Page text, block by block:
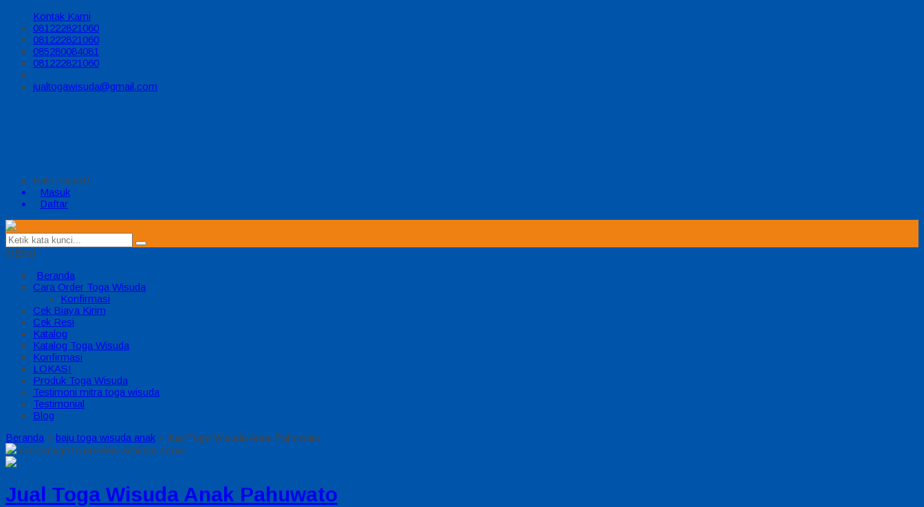
Kontak Kami
081222821060
081222821060
085280084081
081222821060
jualtogawisuda@gmail.com
Halo, Guest!
Masuk
Daftar
MENU
Beranda
Cara Order Toga Wisuda
Konfirmasi
Cek Biaya Kirim
Cek Resi
Katalog
Katalog Toga Wisuda
Konfirmasi
LOKASI
Produk Toga Wisuda
Testimoni mitra toga wisuda
Testimonial
Blog
Beranda » baju toga wisuda anak » Jual Toga Wisuda Anak Pahuwato
click image to preview activate zoom
Jual Toga Wisuda Anak Pahuwato